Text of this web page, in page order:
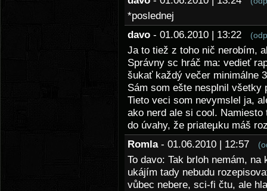
*poslednej
davo - 01.06.2010 | 13:22
Ja to tiež z toho nič nerobím,
Správny sc hráč ma: vedieť
šukať každý večer minimálne
Sám som ešte nesplnil všetky
Tieto veci som nevymslel ja,
ako nerd ale si cool.
do úvahy, že priateµku máš
Romla - 01.06.2010 | 12:57
To davo: Tak brloh nemám,
ukájím tady nebudu
vůbec nebere, sci-fi čtu, ale